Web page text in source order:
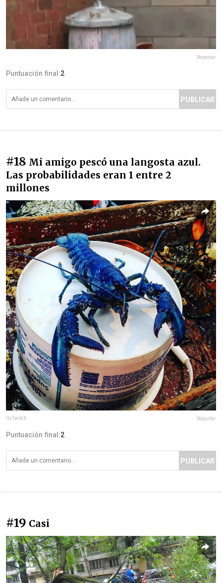
Reportar
Puntuación final:2
PUBLICAR
#18 Mi amigo pescó una langosta azul.
Las probabilidades eran 1 entre 2
millones
ItsTwitch Reportar
Puntuación final:2
PUBLICAR
#19 Casi